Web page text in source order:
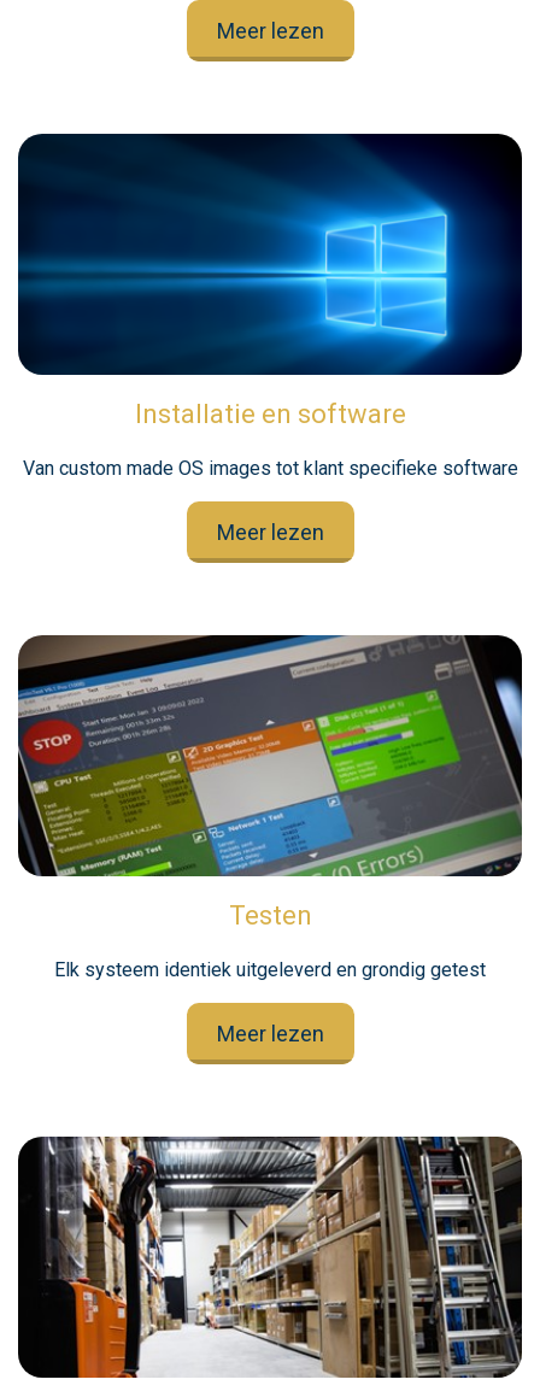
Meer lezen
Installatie en software
Van custom made OS images tot klant specifieke software
Meer lezen
Testen
Elk systeem identiek uitgeleverd en grondig getest
Meer lezen